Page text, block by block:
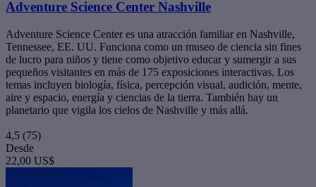
Adventure Science Center Nashville
Adventure Science Center es una atracción familiar en Nashville,
Tennessee, EE. UU. Funciona como un museo de ciencia sin fines
de lucro para niños y tiene como objetivo educar y sumergir a sus
pequeños visitantes en más de 175 exposiciones interactivas. Los
temas incluyen biología, física, percepción visual, audición, mente,
aire y espacio, energía y ciencias de la tierra. También hay un
planetario que vigila los cielos de Nashville y más allá.
4,5 (75)
Desde
22,00 US$